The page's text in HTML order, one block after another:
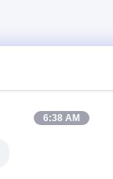
6:38 AM